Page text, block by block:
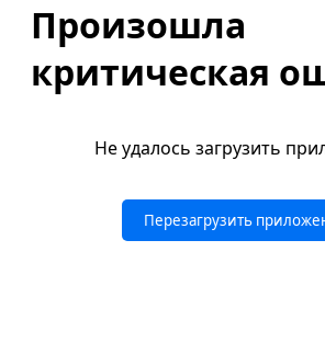
Произошла
критическая
Не удалось загрузить
Перезагрузить